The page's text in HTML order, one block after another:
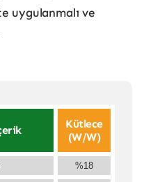
uygulanmalı ve
Kütlece
(w/w)
%18